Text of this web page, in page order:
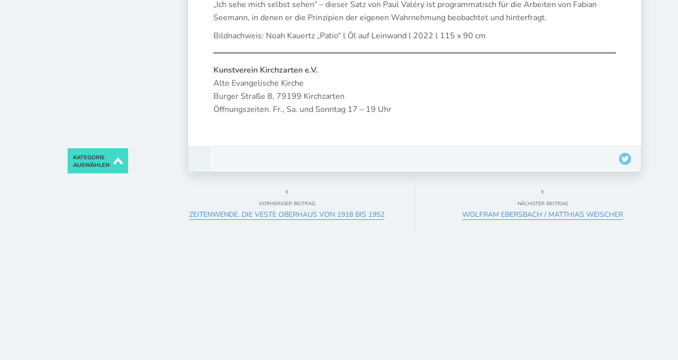
„Ich sehe mich selbst sehen“ – dieser Satz von Paul Valéry ist programmatisch für die Arbeiten von Fabian
Seemann, in denen er die Prinzipien der eigenen Wahrnehmung beobachtet und hinterfragt.
Bildnachweis: Noah Kauertz „Patio“ l Öl auf Leinwand l 2022 l 115 x 90 cm
Kunstverein Kirchzarten e.V.
Alte Evangelische Kirche
Burger Straße 8, 79199 Kirchzarten
Öffnungszeiten. Fr., Sa. und Sonntag 17 – 19 Uhr
VORHERIGER BEITRAG
ZEITENWENDE. DIE VESTE OBERHAUS VON 1918 BIS 1952
NÄCHSTER BEITRAG
WOLFRAM EBERSBACH / MATTHIAS WEISCHER
KATEGORIE
AUSWÄHLEN